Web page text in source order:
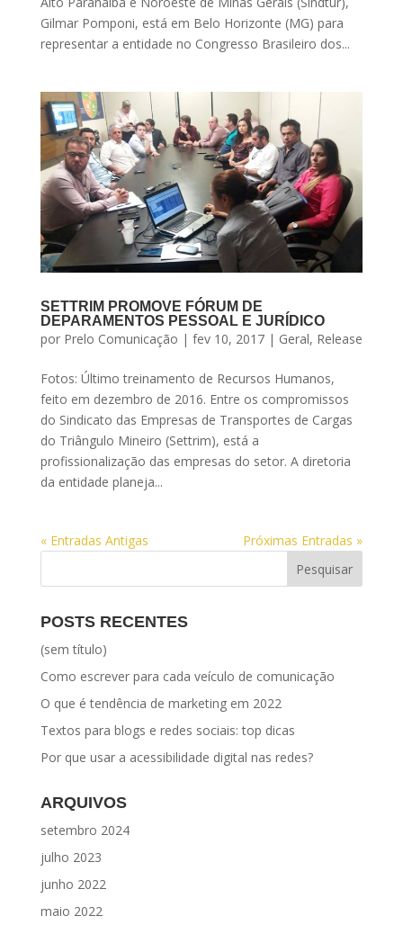
Gilmar Pomponi, está em Belo Horizonte (MG) para
representar a entidade no Congresso Brasileiro dos...
SETTRIM PROMOVE FÓRUM DE
DEPARAMENTOS PESSOAL E JURÍDICO
por Prelo Comunicação | fev 10, 2017| Geral, Release
Fotos: Último treinamento de Recursos Humanos,
feito em dezembro de 2016. Entre os compromissos
do Sindicato das Empresas de Transportes de Cargas
do Triângulo Mineiro (Settrim), está a
profissionalização das empresas do setor. A diretoria
da entidade planeja...
« Entradas Antigas Próximas Entradas »
POSTS RECENTES
(sem título)
Como escrever para cada veículo de comunicação
O que é tendência de marketing em 2022
Textos para blogs e redes sociais: top dicas
Por que usar a acessibilidade digital nas redes?
ARQUIVOS
setembro 2024
julho 2023
junho 2022
maio 2022